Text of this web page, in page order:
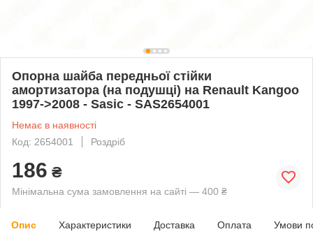
Опорна шайба передньої стійки
амортизатора (на подушці) на Renault Kangoo
1997->2008 - Sasic - SAS2654001
Немає в наявності
Код: 2654001
Роздріб
186 ₴
Мінімальна сума замовлення на сайті — 400 ₴
Опис Характеристики Доставка Оплата Умови